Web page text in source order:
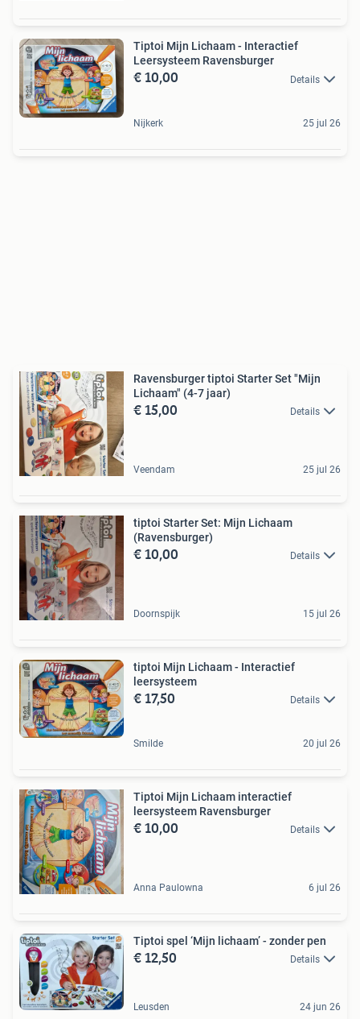
Tiptoi Mijn Lichaam - Interactief
Leersysteem Ravensburger
€ 10,00 Details
Nijkerk 25 jul 26
Ravensburger tiptoi Starter Set "Mijn
Lichaam" (4-7 jaar)
€ 15,00 Details
Veendam 25 jul 26
tiptoi Starter Set: Mijn Lichaam
(Ravensburger)
€ 10,00 Details
Doornspijk 15 jul 26
tiptoi Mijn Lichaam - Interactief
leersysteem
€ 17,50 Details
Smilde 20 jul 26
Tiptoi Mijn Lichaam interactief
leersysteem Ravensburger
€ 10,00 Details
Anna Paulowna 6 jul 26
Tiptoi spel ‘Mijn lichaam’ - zonder pen
€ 12,50 Details
Leusden 24 jun 26